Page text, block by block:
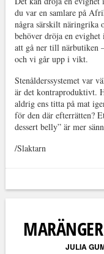
du var en samlare på
några särskilt näringrika
behöver dröja en evighet
att gå ner till närbutiken
och vi går upp i vikt.
Stenålderssystemet var
är det kontraproduktivt.
aldrig ens titta på mat
för den där efterrätten?
dessert belly” är mer
/Slaktarn
JULIA